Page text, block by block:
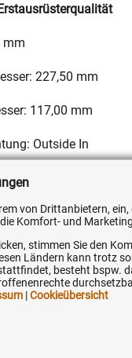
mm
227,50 mm
117,00 mm
Outside In
von Drittanbietern,
Komfort- und
stimmen Sie den
Ländern kann
besteht bspw.
|Cookieübersicht